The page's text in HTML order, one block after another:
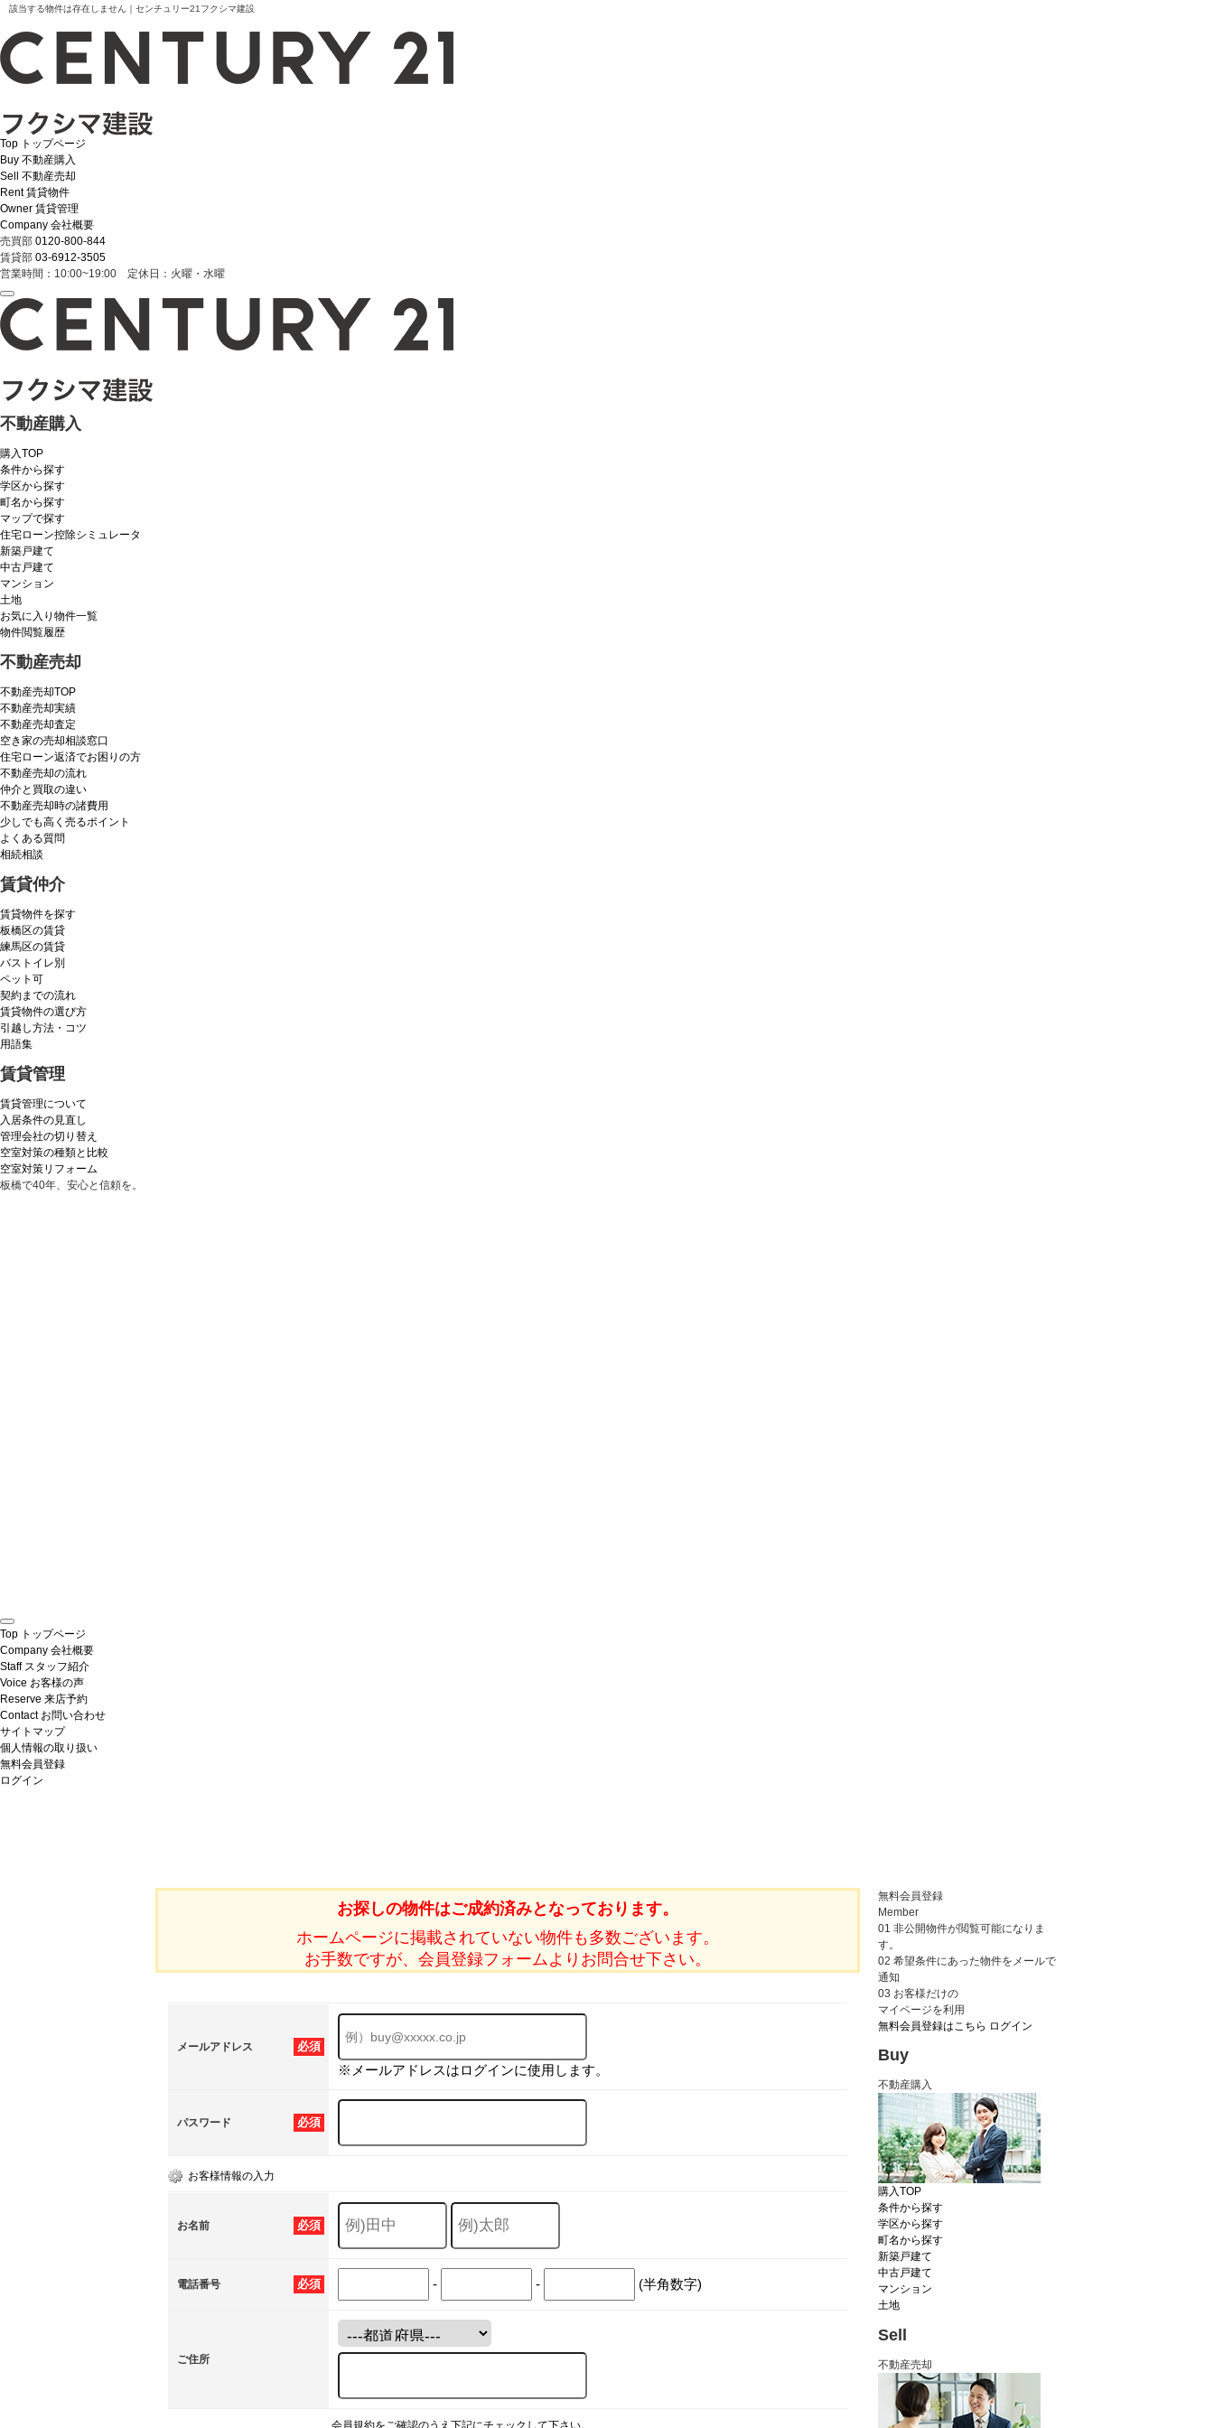
該当する物件は存在しません｜センチュリー21フクシマ建設
Top トップページ
Buy 不動産購入
Sell
不動産売却
Rent 賃貸物件
Owner 賃貸管理
Company 会社概要
売買部 0120-800-844
賃貸部 03-6912-3505
営業時間：10:00~19:00 定休日：火曜・水曜
不動産購入
購入TOP
条件から探す
学区から探す
町名から探す
マップで探す
住宅ローン控除シミュレータ
新築戸建て
中古戸建て
マンション
土地
お気に入り物件一覧
物件閲覧履歴
不動産売却
不動産売却TOP
不動産売却実績
不動産売却査定
空き家の売却相談窓口
住宅ローン返済でお困りの方
不動産売却の流れ
仲介と買取の違い
不動産売却時の諸費用
少しでも高く売るポイント
よくある質問
相続相談
賃貸仲介
賃貸物件を探す
板橋区の賃貸
練馬区の賃貸
バストイレ別
ペット可
契約までの流れ
賃貸物件の選び方
引越し方法・コツ
用語集
賃貸管理
賃貸管理について
入居条件の見直し
管理会社の切り替え
空室対策の種類と比較
空室対策リフォーム
板橋で40年、安心と信頼を。
Top トップページ
Company 会社概要
Staff スタッフ紹介
Voice お客様の声
Reserve 来店予約
Contact お問い合わせ
サイトマップ
個人情報の取り扱い
無料会員登録
ログイン
お探しの物件はご成約済みとなっております。
ホームページに掲載されていない物件も多数ございます。
お手数ですが、会員登録フォームよりお問合せ下さい。
必須
メールアドレス
※メールアドレスはログインに使用します。
必須
パスワード
お客様情報の入力
必須
お名前
必須
電話番号 - - (半角数字)
ご住所
会員規約をご確認のうえ下記にチェックして下さい。
無料会員登録
Member
01 非公開物件が閲覧可能になりま
す。
02 希望条件にあった物件をメールで
通知
03 お客様だけの
マイページを利用
無料会員登録はこちら ログイン
Buy
不動産購入
購入TOP
条件から探す
学区から探す
町名から探す
新築戸建て
中古戸建て
マンション
土地
Sell
不動産売却